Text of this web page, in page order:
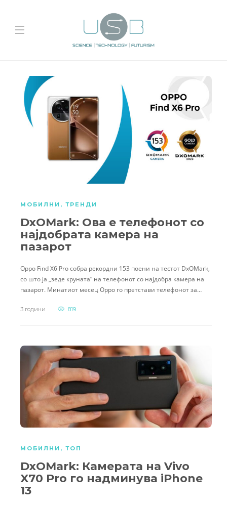
МОБИЛНИ , ТРЕНДИ
DxOMark: Ова е телефонот со
најдобрата камера на
пазарот
Oppo Find X6 Pro собра рекордни 153 поени на тестот DxOMark,
со што ја „зеде круната“ на телефонот со најдобра камера на
пазарот. Минатиот месец Oppo го претстави телефонот за…
3 години 819
МОБИЛНИ , ТОП
DxOMark: Камерата на Vivo
X70 Pro го надминува iPhone
13